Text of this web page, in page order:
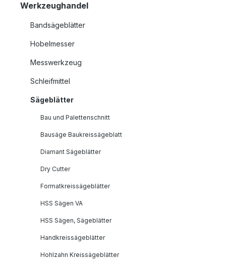
Werkzeughandel
Bandsägeblätter
Hobelmesser
Messwerkzeug
Schleifmittel
Sägeblätter
Bau und Palettenschnitt
Bausäge Baukreissägeblatt
Diamant Sägeblätter
Dry Cutter
Formatkreissägeblätter
HSS Sägen VA
HSS Sägen, Sägeblätter
Handkreissägeblätter
Hohlzahn Kreissägeblätter